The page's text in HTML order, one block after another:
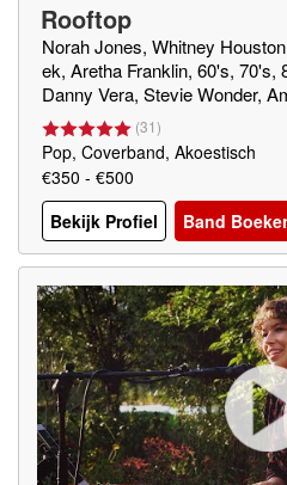
Rooftop
Norah Jones, Whitney
ek, Aretha Franklin, 60's, 70's,
Danny Vera, Stevie Wonder,
n, Jason Mraz, Marvin Gaye,
e Ezra
(31)
Pop, Coverband, Akoestisch
€350 - €500
Bekijk Profiel
Band